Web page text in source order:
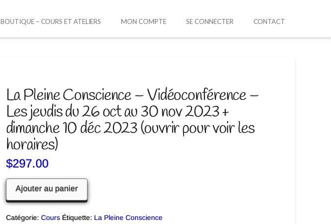
BOUTIQUE – COURS ET ATELIERS MON COMPTE SE CONNECTER CONTACT
La Pleine Conscience – Vidéoconférence –
Les jeudis du 26 oct au 30 nov 2023 +
dimanche 10 déc 2023 (ouvrir pour voir les
horaires)
$297.00
quantité
La
Pleine
Ajouter au panier
Catégorie: Cours Étiquette: La Pleine Conscience